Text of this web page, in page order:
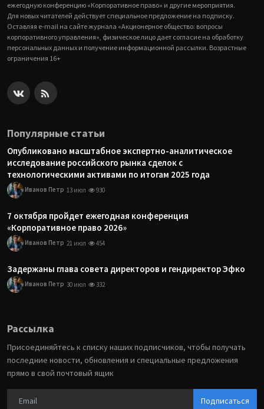
ежегодную конференцию «Корпоративное право» и другие мероприятия.
Для новых читателей действует специальное предложение на подписку.
Оставляя e-mail на сайте журнала «Акционерное общество: вопросы
корпоративного управления», физическое лицо дает согласие на обработку
персональных данных и получение информационной рассылки. Возрастные
ограничения 16+
Популярные статьи
Опубликовано масштабное экспертно-аналитическое
исследование российского рынка сделок с
технологическими активами по итогам 2025 года
Иванов Петр 13 июл 930
7 октября пройдет ежегодная конференция
«Корпоративное право 2026»
Иванов Петр 21 июл 454
Задержаны глава совета директоров и гендиректор Эфко
Иванов Петр 30 июл 332
Рассылка
Присоединяйтесь к списку наших подписчиков, чтобы получать
последние новости, обновления и специальные предложения
прямо в свой почтовый ящик
Подписаться